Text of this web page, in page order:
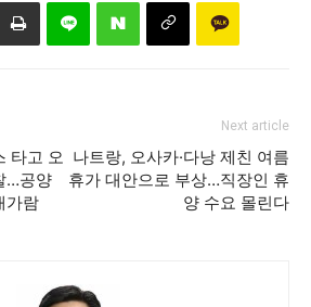
타고 오
…공양
가람
Next article
나트랑, 오사카·다낭 제친 여름
휴가 대안으로 부상…직장인 휴
양 수요 몰린다